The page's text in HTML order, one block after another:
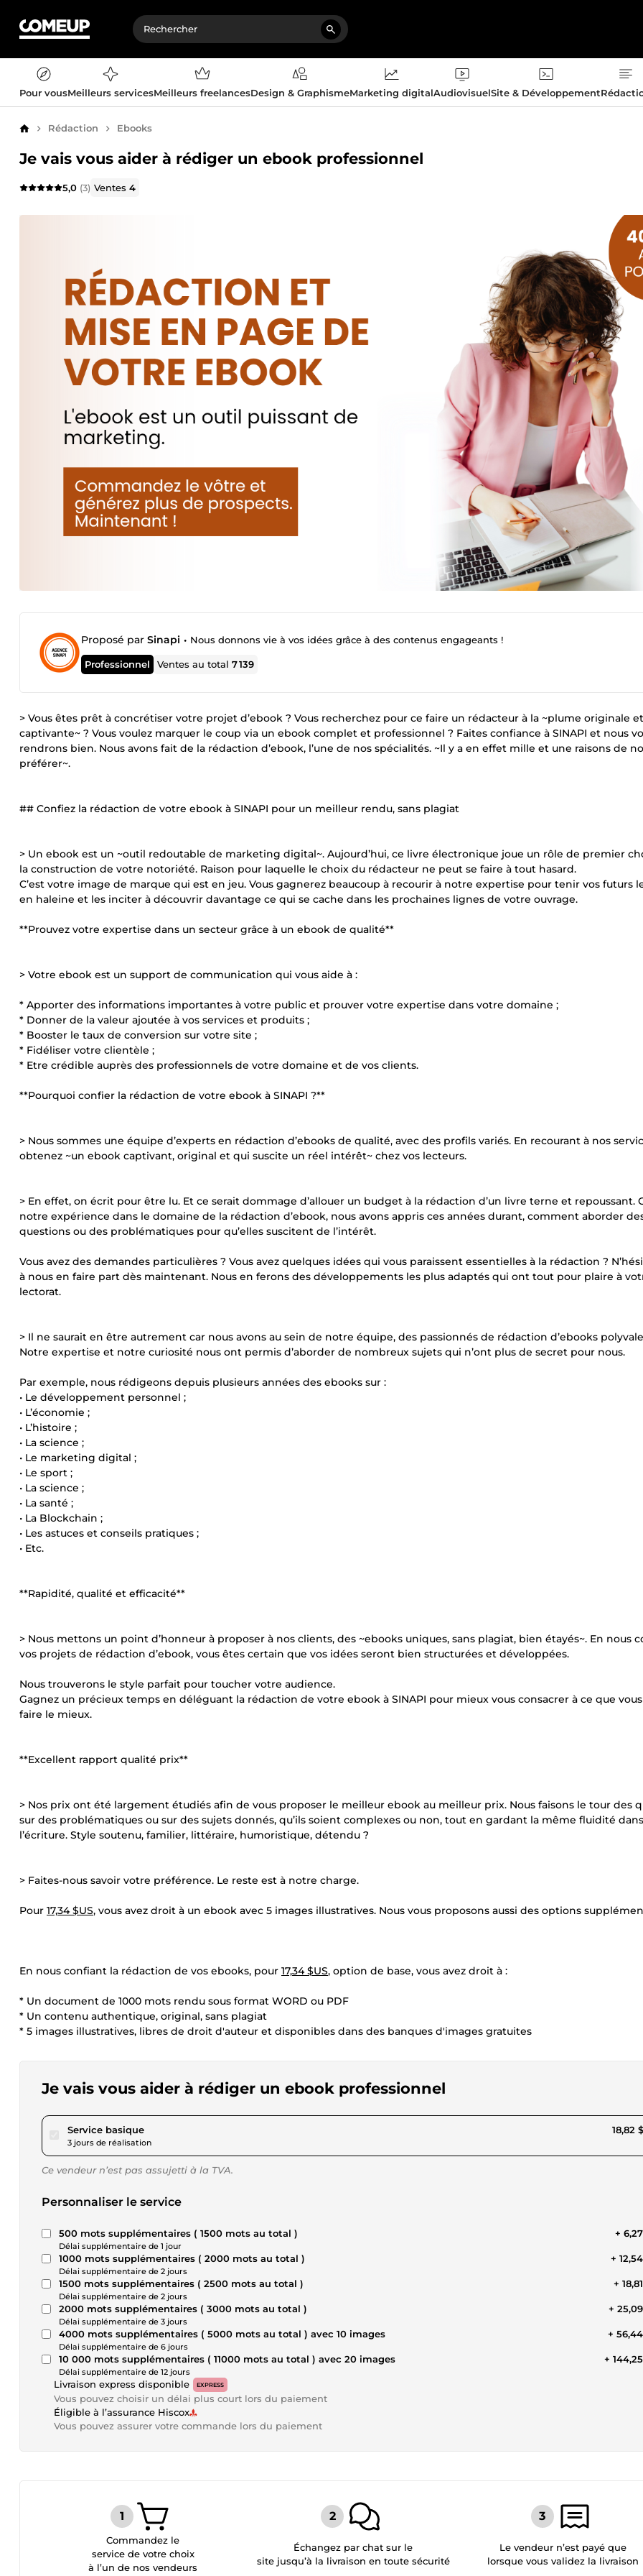
Pour vousMeilleurs servicesMeilleurs freelancesDesign & GraphismeMarketing digitalAudiovisuelSite & Développement
AccueilRédaction Ebooks
Je vais vous aider à rédiger un ebook professionnel
5,0 (3) Ventes4
Proposé par Sinapi • Nous donnons vie à vos idées grâce à des contenus engageants !
Professionnel Ventes au total7 139
> Vous êtes prêt à concrétiser votre projet d’ebook ? Vous recherchez pour ce faire un rédacteur à la ~plume originale et
captivante~ ? Vous voulez marquer le coup via un ebook complet et professionnel ? Faites confiance à SINAPI et nous
rendrons bien. Nous avons fait de la rédaction d’ebook, l’une de nos spécialités. ~Il y a en effet mille et une raisons de
préférer~.
## Confiez la rédaction de votre ebook à SINAPI pour un meilleur rendu, sans plagiat
> Un ebook est un ~outil redoutable de marketing digital~. Aujourd’hui, ce livre électronique joue un rôle de premier
la construction de votre notoriété. Raison pour laquelle le choix du rédacteur ne peut se faire à tout hasard.
C’est votre image de marque qui est en jeu. Vous gagnerez beaucoup à recourir à notre expertise pour tenir vos futurs
en haleine et les inciter à découvrir davantage ce qui se cache dans les prochaines lignes de votre ouvrage.
**Prouvez votre expertise dans un secteur grâce à un ebook de qualité**
> Votre ebook est un support de communication qui vous aide à :
* Apporter des informations importantes à votre public et prouver votre expertise dans votre domaine ;
* Donner de la valeur ajoutée à vos services et produits ;
* Booster le taux de conversion sur votre site ;
* Fidéliser votre clientèle ;
* Etre crédible auprès des professionnels de votre domaine et de vos clients.
**Pourquoi confier la rédaction de votre ebook à SINAPI ?**
> Nous sommes une équipe d’experts en rédaction d’ebooks de qualité, avec des profils variés. En recourant à nos
obtenez ~un ebook captivant, original et qui suscite un réel intérêt~ chez vos lecteurs.
> En effet, on écrit pour être lu. Et ce serait dommage d’allouer un budget à la rédaction d’un livre terne et repoussant.
notre expérience dans le domaine de la rédaction d’ebook, nous avons appris ces années durant, comment aborder
questions ou des problématiques pour qu’elles suscitent de l’intérêt.
Vous avez des demandes particulières ? Vous avez quelques idées qui vous paraissent essentielles à la rédaction ?
à nous en faire part dès maintenant. Nous en ferons des développements les plus adaptés qui ont tout pour plaire à
lectorat.
> Il ne saurait en être autrement car nous avons au sein de notre équipe, des passionnés de rédaction d’ebooks
Notre expertise et notre curiosité nous ont permis d’aborder de nombreux sujets qui n’ont plus de secret pour nous.
Par exemple, nous rédigeons depuis plusieurs années des ebooks sur :
• Le développement personnel ;
• L’économie ;
• L’histoire ;
• La science ;
• Le marketing digital ;
• Le sport ;
• La science ;
• La santé ;
• La Blockchain ;
• Les astuces et conseils pratiques ;
• Etc.
**Rapidité, qualité et efficacité**
> Nous mettons un point d’honneur à proposer à nos clients, des ~ebooks uniques, sans plagiat, bien étayés~. En nous
vos projets de rédaction d’ebook, vous êtes certain que vos idées seront bien structurées et développées.
Nous trouverons le style parfait pour toucher votre audience.
Gagnez un précieux temps en déléguant la rédaction de votre ebook à SINAPI pour mieux vous consacrer à ce que vous
faire le mieux.
**Excellent rapport qualité prix**
> Nos prix ont été largement étudiés afin de vous proposer le meilleur ebook au meilleur prix. Nous faisons le tour des
sur des problématiques ou sur des sujets donnés, qu’ils soient complexes ou non, tout en gardant la même fluidité dans
l’écriture. Style soutenu, familier, littéraire, humoristique, détendu ?
> Faites-nous savoir votre préférence. Le reste est à notre charge.
Pour 17,34 $US, vous avez droit à un ebook avec 5 images illustratives. Nous vous proposons aussi des options
En nous confiant la rédaction de vos ebooks, pour 17,34 $US, option de base, vous avez droit à :
* Un document de 1000 mots rendu sous format WORD ou PDF
* Un contenu authentique, original, sans plagiat
* 5 images illustratives, libres de droit d'auteur et disponibles dans des banques d'images gratuites
Je vais vous aider à rédiger un ebook professionnel
Service basiquepour 17,34 $US
3 jours de réalisation
18,82
Ce vendeur n’est pas assujetti à la TVA.
Personnaliser le service
500 mots supplémentaires ( 1500 mots au total )
Délai supplémentaire de 1 jour
+
1000 mots supplémentaires ( 2000 mots au total )
Délai supplémentaire de 2 jours
+
1500 mots supplémentaires ( 2500 mots au total )
Délai supplémentaire de 2 jours
+
2000 mots supplémentaires ( 3000 mots au total )
Délai supplémentaire de 3 jours
+
4000 mots supplémentaires ( 5000 mots au total ) avec 10 images
Délai supplémentaire de 6 jours
+
10 000 mots supplémentaires ( 11000 mots au total ) avec 20 images
Délai supplémentaire de 12 jours
+
Livraison express disponible EXPRESS
Vous pouvez choisir un délai plus court lors du paiement
Éligible à l’assurance Hiscox
Vous pouvez assurer votre commande lors du paiement
Commandez le
service de votre choix
à l’un de nos vendeurs
Échangez par chat sur le
site jusqu’à la livraison en toute sécurité
Le vendeur n’est payé que
lorsque vous validez la livraison